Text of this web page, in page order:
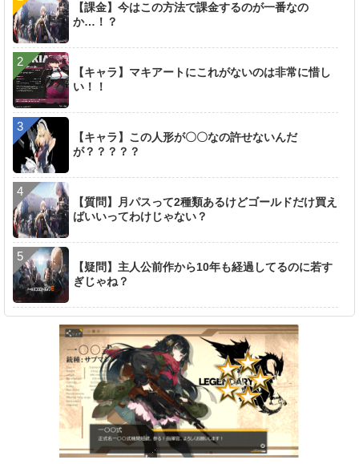
【課金】今はこの方法で課金するのが一番なの
か…！？
【キャラ】マキアートにこれがないのは非常に惜し
い！！
【キャラ】この人形が〇〇なの許せないんだ
が？？？？？
【質問】月パスって2種類あるけどゴールドだけ買え
ばいいってわけじゃない？
【疑問】主人公前作から10年も経過してるのに若す
ぎじゃね？